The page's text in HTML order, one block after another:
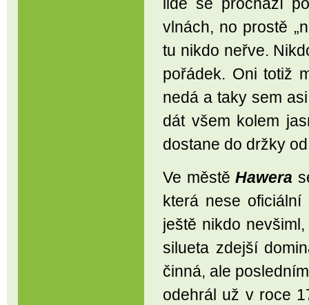
vlnách, no prostě
tu nikdo neřve.
pořádek. Oni totiž
nedá a taky sem
dát všem kolem
dostane do držky
Ve městěHawera
která nese
ještě nikdo
silueta zdejší
činná, ale
odehrál už v roce